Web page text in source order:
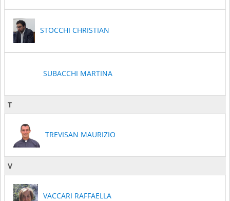
STOCCHI CHRISTIAN
SUBACCHI MARTINA
T
TREVISAN MAURIZIO
V
VACCARI RAFFAELLA